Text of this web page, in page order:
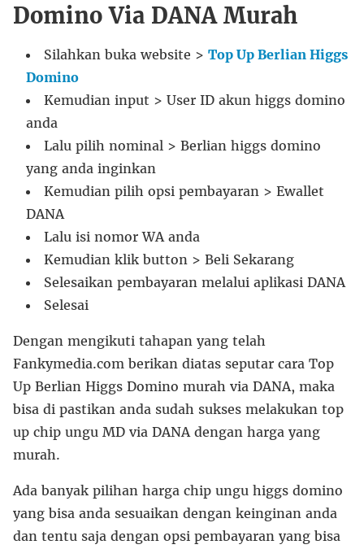
Domino Via DANA Murah
Silahkan buka website > Top Up Berlian Higgs
Domino
Kemudian input > User ID akun higgs domino
anda
Lalu pilih nominal > Berlian higgs domino
yang anda inginkan
Kemudian pilih opsi pembayaran > Ewallet
DANA
Lalu isi nomor WA anda
Kemudian klik button > Beli Sekarang
Selesaikan pembayaran melalui aplikasi DANA
Selesai
Dengan mengikuti tahapan yang telah
Fankymedia.com berikan diatas seputar cara Top
Up Berlian Higgs Domino murah via DANA, maka
bisa di pastikan anda sudah sukses melakukan top
up chip ungu MD via DANA dengan harga yang
murah.
Ada banyak pilihan harga chip ungu higgs domino
yang bisa anda sesuaikan dengan keinginan anda
dan tentu saja dengan opsi pembayaran yang bisa